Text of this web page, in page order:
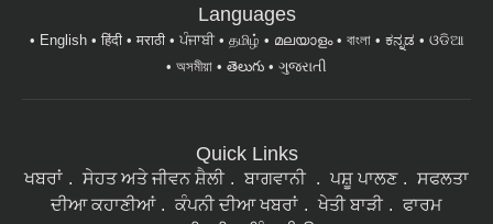
Languages
English हिंदी मराठी ਪੰਜਾਬੀ தமிழ் മലയാളം বাংলা ಕನ್ನಡ
ଓଡିଆ
অসমীয়া
తెలుగు ગુજરાતી
Quick Links
ਖਬਰਾਂ ਸੇਹਤ ਅਤੇ ਜੀਵਨ ਸ਼ੈਲੀ ਬਾਗਵਾਨੀ ਪਸ਼ੂ ਪਾਲਣ
ਸਫਲਤਾ
ਦੀਆ ਕਹਾਣੀਆਂ
ਕੰਪਨੀ ਦੀਆ ਖਬਰਾਂ ਖੇਤੀ ਬਾੜੀ
ਫਾਰਮ